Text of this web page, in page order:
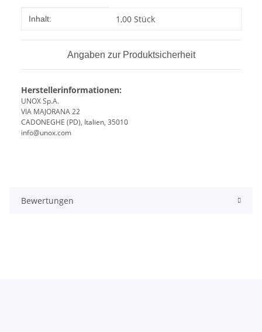
Produkteigenschaft
Wert
Inhalt: 1,00 Stück
Angaben zur Produktsicherheit
Herstellerinformationen:
UNOX Sp.A.
VIA MAJORANA 22
CADONEGHE (PD), Italien, 35010
info@unox.com
Bewertungen